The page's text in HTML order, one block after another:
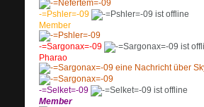
-=Pshler=-09
Member
-=Sargonax=-09
Pharao
-=Selket=-09
Member